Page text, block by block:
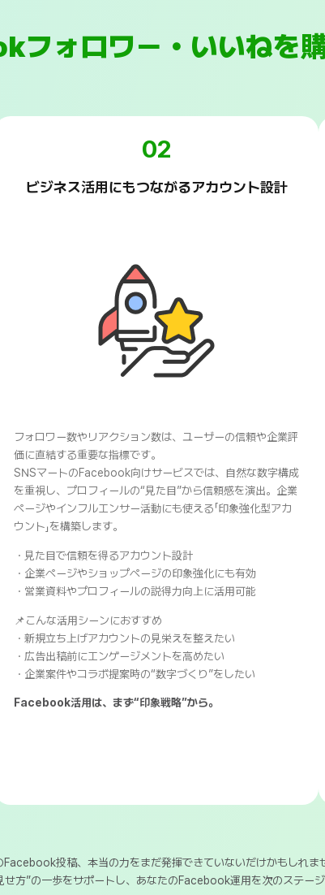
フォロワー・いいねを
02
ビジネス活用にもつながるアカウント設計
フォロワー数やリアクション数は、ユーザーの信頼や企業評
価に直結する重要な指標です。
SNSマートのFacebook向けサービスでは、自然な数字構成
を重視し、プロフィールの“見た目”から信頼感を演出。企業
ページやインフルエンサー活動にも使える「印象強化型アカ
ウント」を構築します。
・見た目で信頼を得るアカウント設計
・企業ページやショップページの印象強化にも有効
・営業資料やプロフィールの説得力向上に活用可能
📌こんな活用シーンにおすすめ
・新規立ち上げアカウントの見栄えを整えたい
・広告出稿前にエンゲージメントを高めたい
・企業案件やコラボ提案時の“数字づくり”をしたい
Facebook活用は、まず“印象戦略”から。
Facebook投稿、本当の力をまだ発揮できていないだけかもしれま
せ方”の一歩をサポートし、あなたのFacebook運用を次のステージ